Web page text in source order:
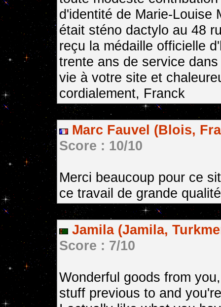
d'identité de Marie-Louise
était sténo dactylo au 48
reçu la médaille officielle
trente ans de service
vie à votre site et
cordialement, Franck
Marc Fauvel (Blois,
Score : 10/10
Merci beaucoup pour ce
ce travail de grande
Jamila (Jamila,
Score : 7/10
Wonderful goods from
stuff previous to and